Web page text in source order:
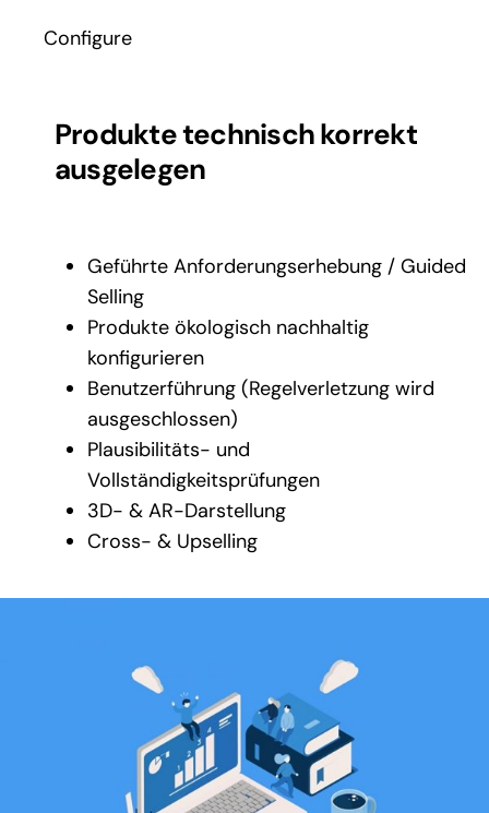
Configure
Produkte technisch korrekt
ausgelegen
Geführte Anforderungserhebung / Guided
Selling
Produkte ökologisch nachhaltig
konfigurieren
Benutzerführung (Regelverletzung wird
ausgeschlossen)
Plausibilitäts- und
Vollständigkeitsprüfungen
3D- & AR-Darstellung
Cross- & Upselling